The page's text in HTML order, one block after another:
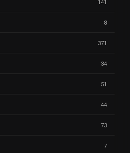
141
8
371
34
51
44
73
7